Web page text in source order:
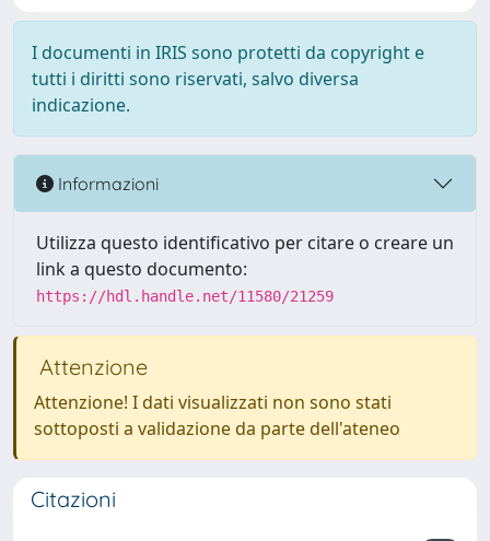
I documenti in IRIS sono protetti da copyright e
tutti i diritti sono riservati, salvo diversa
indicazione.
Informazioni
Utilizza questo identificativo per citare o creare un
link a questo documento:
https://hdl.handle.net/11580/21259
Attenzione
Attenzione! I dati visualizzati non sono stati
sottoposti a validazione da parte dell'ateneo
Citazioni